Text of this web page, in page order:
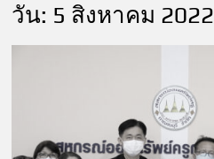
วัน: 5 สิงหาคม 2022